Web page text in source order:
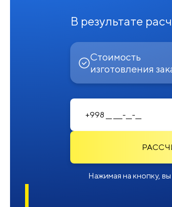
В результате
Стоимость
изготовления
Нажимая на кнопку,